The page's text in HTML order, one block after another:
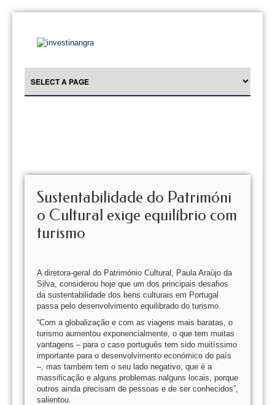
Sustentabilidade do Patrimóni
o Cultural exige equilíbrio com
turismo
A diretora-geral do Património Cultural, Paula Araújo da
Silva, considerou hoje que um dos principais desafios
da sustentabilidade dos bens culturais em Portugal
passa pelo desenvolvimento equilibrado do turismo.
“Com a globalização e com as viagens mais baratas, o
turismo aumentou exponencialmente, o que tem muitas
vantagens – para o caso português tem sido muitíssimo
importante para o desenvolvimento económico do país
–, mas também tem o seu lado negativo, que é a
massificação e alguns problemas nalguns locais, porque
outros ainda precisam de pessoas e de ser conhecidos”,
salientou.